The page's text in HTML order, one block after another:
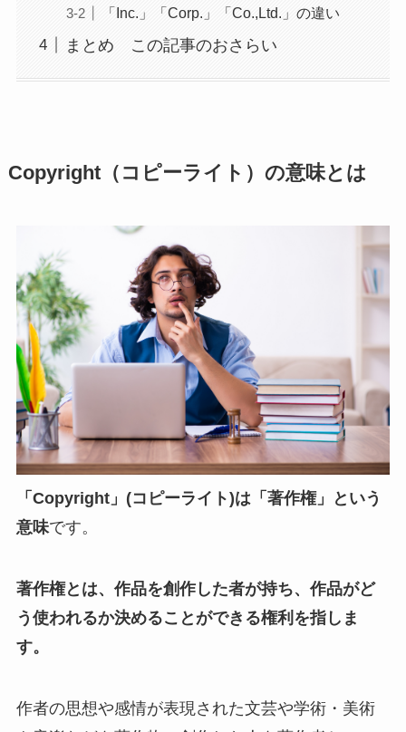
「Inc.」「Corp.」「Co.,Ltd.」の違い
まとめ この記事のおさらい
Copyright（コピーライト）の意味とは
「Copyright」(コピーライト)は「著作権」という
意味です。
著作権とは、作品を創作した者が持ち、作品がど
う使われるか決めることができる権利を指しま
す。
作者の思想や感情が表現された文芸や学術・美術